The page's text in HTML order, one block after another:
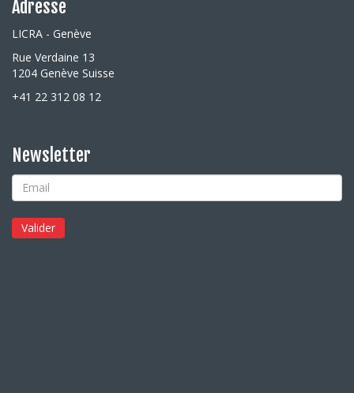
Adresse
LICRA - Genève
Rue Verdaine 13
1204 Genève Suisse
+41 22 312 08 12
Newsletter